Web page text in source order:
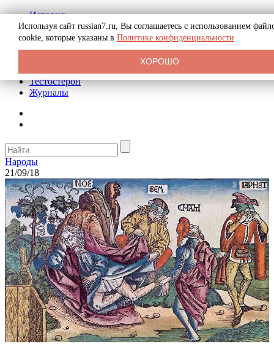
История
Биография
Криминал
Реклама на сайте
Тестостерон
Журналы
Народы
21/09/18
Используя сайт russian7.ru, Вы соглашаетесь с использованием
cookie, которые указаны в Политике конфиденциальности
ХОРОШО